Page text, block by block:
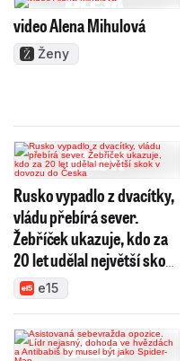
video Alena Mihulová
Ženy
Rusko vypadlo z dvacítky,
vládu přebírá sever.
Žebříček ukazuje, kdo za
20 let udělal největší skok
v dovozu do Česka
e15